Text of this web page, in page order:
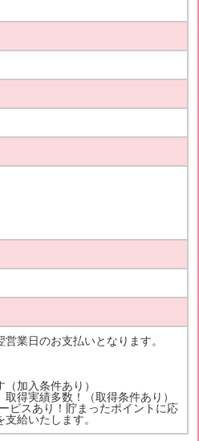
業日のお支払いとなります。
加入条件あり）
得実績多数！（取得条件あり）
ビスあり！貯まったポイントに応
給いたします。